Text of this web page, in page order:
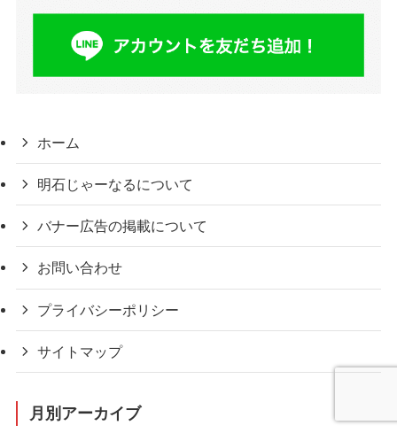
ホーム
明石じゃーなるについて
バナー広告の掲載について
お問い合わせ
プライバシーポリシー
サイトマップ
月別アーカイブ